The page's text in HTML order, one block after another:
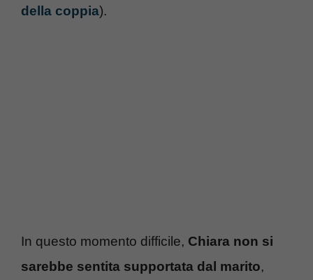
della coppia).
In questo momento difficile, Chiara non si
sarebbe sentita supportata dal marito,